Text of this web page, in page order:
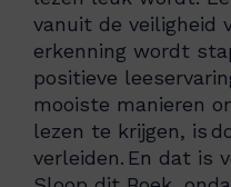
vanuit de veiligheid
erkenning wordt
positieve
mooiste manieren
lezen te krijgen, is
verleiden. En dat is